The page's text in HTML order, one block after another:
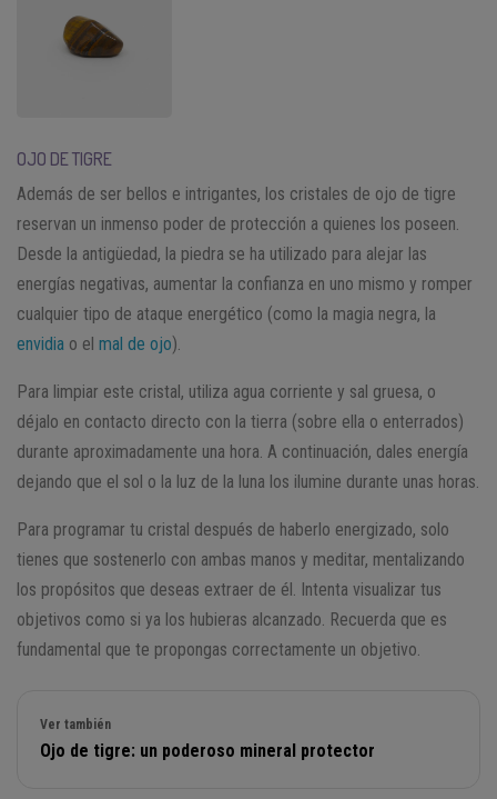
OJO DE TIGRE
Además de ser bellos e intrigantes, los cristales de ojo de tigre
reservan un inmenso poder de protección a quienes los poseen.
Desde la antigüedad, la piedra se ha utilizado para alejar las
energías negativas, aumentar la confianza en uno mismo y romper
cualquier tipo de ataque energético (como la magia negra, la
envidia o el mal de ojo).
Para limpiar este cristal, utiliza agua corriente y sal gruesa, o
déjalo en contacto directo con la tierra (sobre ella o enterrados)
durante aproximadamente una hora. A continuación, dales energía
dejando que el sol o la luz de la luna los ilumine durante unas horas.
Para programar tu cristal después de haberlo energizado, solo
tienes que sostenerlo con ambas manos y meditar, mentalizando
los propósitos que deseas extraer de él. Intenta visualizar tus
objetivos como si ya los hubieras alcanzado. Recuerda que es
fundamental que te propongas correctamente un objetivo.
Ver también
Ojo de tigre: un poderoso mineral protector